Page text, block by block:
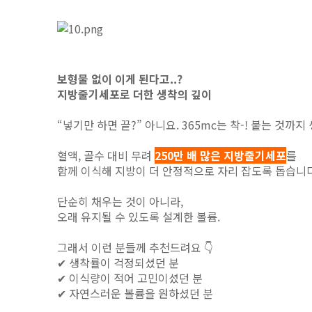
보형물 없이 이게 된다고..?
지방줄기세포로 더한 생착의 깊이
“넣기만 하면 끝?” 아니요. 365mc는 착-! 붙는 것까지
혈액, 골수 대비 무려 250만 배 많은 지방줄기세포를
함께 이식해 지방이 더 안정적으로 자리 잡도록 돕습니
단순히 채우는 것이 아니라,
오래 유지될 수 있도록 설계한 볼륨.
그래서 이런 분들께 추천드려요 👇
✔ 생착률이 걱정되셨던 분
✔ 이식량이 적어 고민이셨던 분
✔ 자연스러운 볼륨을 원하셨던 분